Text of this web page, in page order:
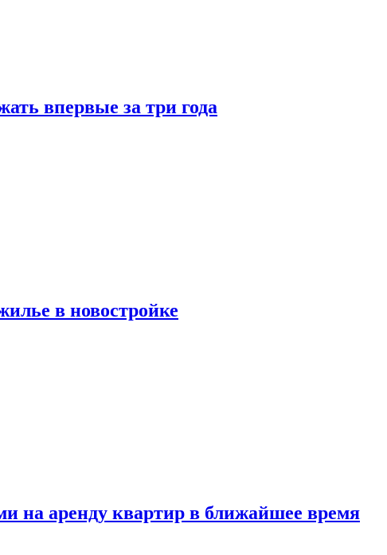
впервые за три года
в новостройке
на аренду квартир в ближайшее время